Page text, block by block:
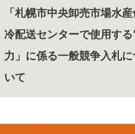
「札幌市中央卸売市場水
冷配送センターで使用する
力」に係る一般競争入札に
いて